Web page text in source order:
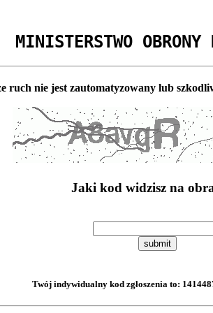
MINISTERSTWO OBRONY
ruch nie jest zautomatyzowany lub
Jaki kod widzisz na
submit
Twój indywidualny kod zgłoszenia to: